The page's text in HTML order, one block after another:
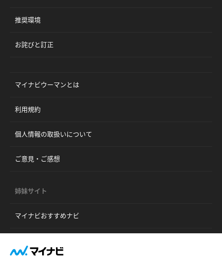
推奨環境
お詫びと訂正
マイナビウーマンとは
利用規約
個人情報の取扱いについて
ご意見・ご感想
姉妹サイト
マイナビおすすめナビ